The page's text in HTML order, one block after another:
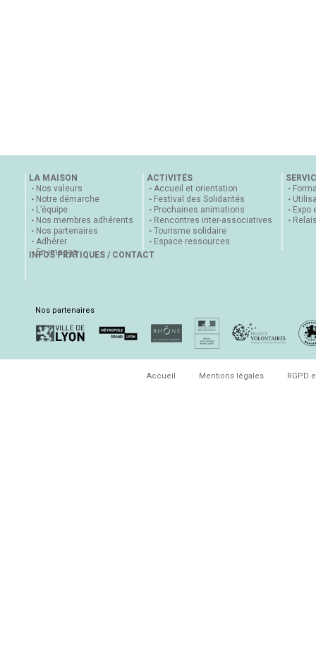
LA MAISON
Nos valeurs
Notre démarche
L’équipe
Nos membres adhérents
Nos partenaires
Adhérer
En images
ACTIVITÉS
Accueil et orientation
Festival des Solidarités
Prochaines animations
Rencontres inter-associatives
Tourisme solidaire
Espace ressources
Expo
INFOS PRATIQUES / CONTACT
Nos partenaires
Accueil Mentions légales RGPD